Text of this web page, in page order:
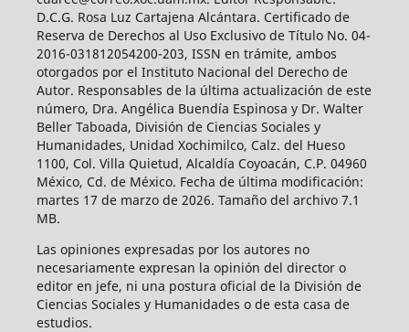
D.C.G. Rosa Luz Cartajena Alcántara. Certificado de
Reserva de Derechos al Uso Exclusivo de Título No. 04-
2016-031812054200-203, ISSN en trámite, ambos
otorgados por el Instituto Nacional del Derecho de
Autor. Responsables de la última actualización de este
número, Dra. Angélica Buendía Espinosa y Dr. Walter
Beller Taboada, División de Ciencias Sociales y
Humanidades, Unidad Xochimilco, Calz. del Hueso
1100, Col. Villa Quietud, Alcaldía Coyoacán, C.P. 04960
México, Cd. de México. Fecha de última modificación:
martes 17 de marzo de 2026. Tamaño del archivo 7.1
MB.
Las opiniones expresadas por los autores no
necesariamente expresan la opinión del director o
editor en jefe, ni una postura oficial de la División de
Ciencias Sociales y Humanidades o de esta casa de
estudios.